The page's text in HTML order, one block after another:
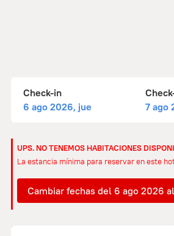
Check-in
6 ago 2026, jue
7 ago
UPS. NO TENEMOS HABITACIONES
La estancia mínima para reservar en este
Cambiar fechas del 6 ago 2026